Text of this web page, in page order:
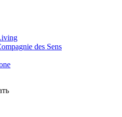
des Sens